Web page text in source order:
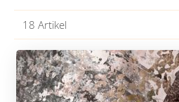
18 Artikel